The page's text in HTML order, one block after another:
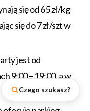
się od 65 zł/kg
się do 7 zł/szt w
jest od
9:00 – 19:00, a w
Czego szukasz?